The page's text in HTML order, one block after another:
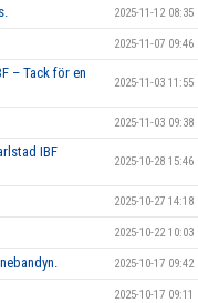
2025-11-12 08:35
2025-11-07 09:46
– Tack för en
2025-11-03 11:55
2025-11-03 09:38
IBF
2025-10-28 15:46
2025-10-27 14:18
2025-10-22 10:03
2025-10-17 09:42
2025-10-17 09:11